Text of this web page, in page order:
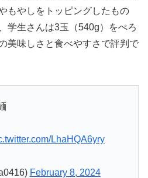
もやしをトッピングしたもの
学生さんは3玉（540g）をぺろ
美味しさと食べやすさで評判で
LhaHQA6yry
February 8, 2024